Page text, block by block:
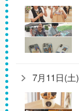
7月11日(